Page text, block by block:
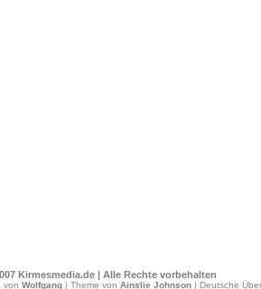
Kirmesmedia.de | Alle Rechte vorbehalten
von Wolfgang | Theme von Ainslie Johnson | Deutsche